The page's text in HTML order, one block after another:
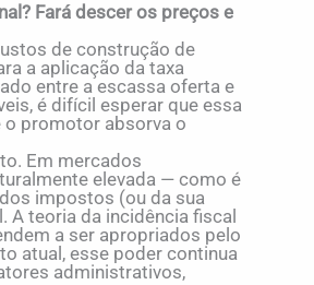
Fará descer os preços e
de construção de
a aplicação da taxa
entre a escassa oferta e
é difícil esperar que essa
o promotor absorva o
Em mercados
elevada — como é
impostos (ou da sua
A teoria da incidência fiscal
a ser apropriados pelo
atual, esse poder continua
administrativos,